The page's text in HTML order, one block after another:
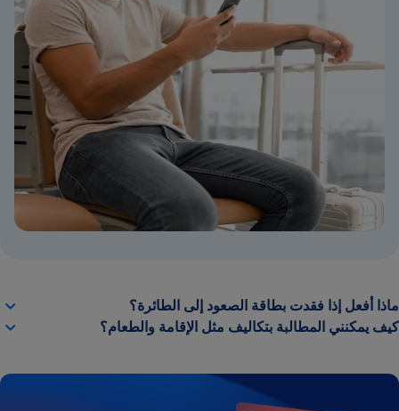
ماذا أفعل إذا فقدت بطاقة الصعود إلى الطائرة؟
كيف يمكنني المطالبة بتكاليف مثل الإقامة والطعام؟